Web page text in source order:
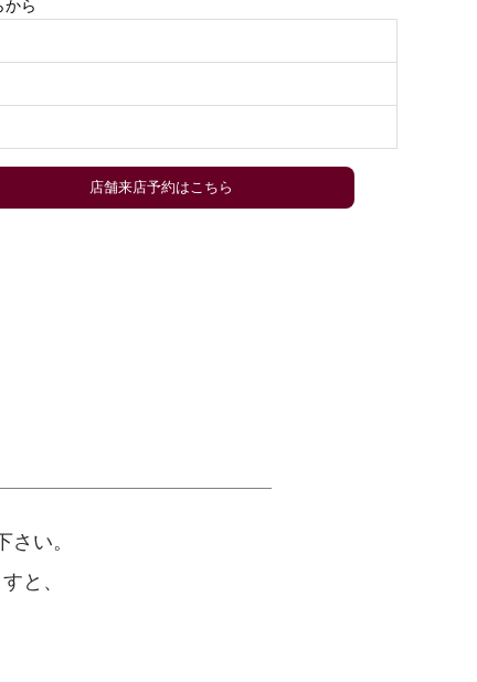
から
店舗来店予約はこちら
い。
と、